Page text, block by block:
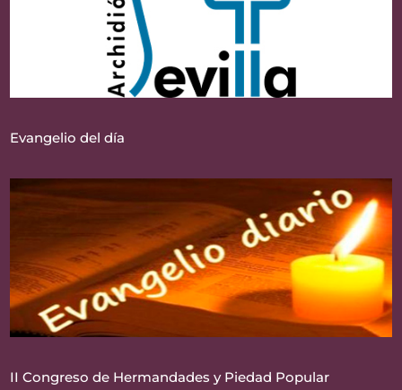
Evangelio del día
II Congreso de Hermandades y Piedad Popular